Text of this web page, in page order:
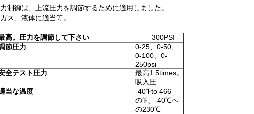
制御は、上流圧力を調節するために適用しました。
ス、液体に適当等。
高。圧力を調節して下さい
300PSI
節圧力
0-25、0-50、
0-100、0-
250psi
全テスト圧力
最高1.5times。
吸入圧
当な温度
-40℉to 466
の℉、-40℃へ
の230℃